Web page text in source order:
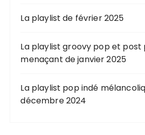
La playlist de février 2025
La playlist groovy pop et post
menaçant de janvier 2025
La playlist pop indé
décembre 2024